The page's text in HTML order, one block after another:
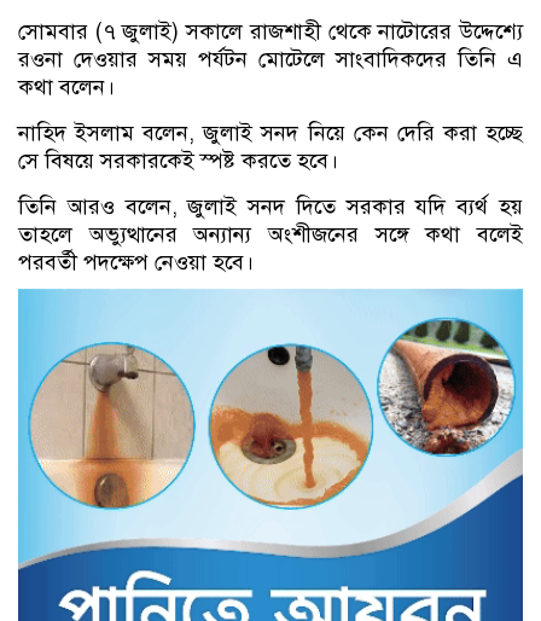
সোমবার (৭ জুলাই) সকালে রাজশাহী থেকে নাটোরের উদ্দেশ্যে
রওনা দেওয়ার সময় পর্যটন মোটেলে সাংবাদিকদের তিনি এ
কথা বলেন।
নাহিদ ইসলাম বলেন, জুলাই সনদ নিয়ে কেন দেরি করা হচ্ছে
সে বিষয়ে সরকারকেই স্পষ্ট করতে হবে।
তিনি আরও বলেন, জুলাই সনদ দিতে সরকার যদি ব্যর্থ হয়
তাহলে অভ্যুত্থানের অন্যান্য অংশীজনের সঙ্গে কথা বলেই
পরবর্তী পদক্ষেপ নেওয়া হবে।